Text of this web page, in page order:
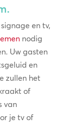
en tv,
nodig
Uw gasten
en
zullen het
of
van
je tv of